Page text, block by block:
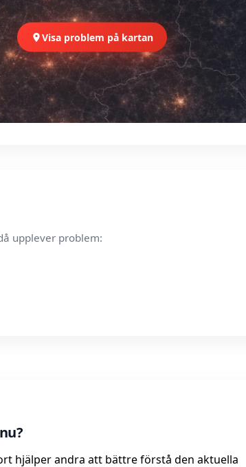
Visa problem på kartan
upplever problem:
hjälper andra att bättre förstå den aktuella